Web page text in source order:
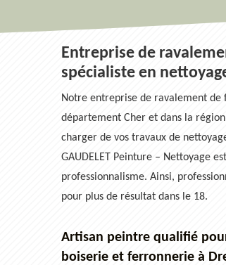
Entreprise de
spécialiste en
Notre entreprise de ravalement de
département Cher et dans la
charger de vos travaux de
GAUDELET Peinture – Nettoyage
professionnalisme. Ainsi,
pour plus de résultat dans le 18.
Artisan peintre qualifié
boiserie et ferronnerie à